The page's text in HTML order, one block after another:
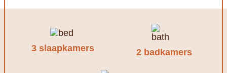
3 slaapkamers 2 badkamers